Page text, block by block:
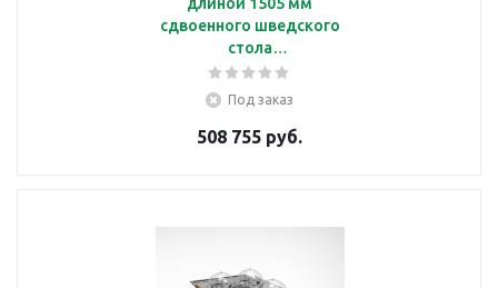
сдвоенного шведского
стола
Челябторгтехника
RМ43А2
Под заказ
508 755 руб.